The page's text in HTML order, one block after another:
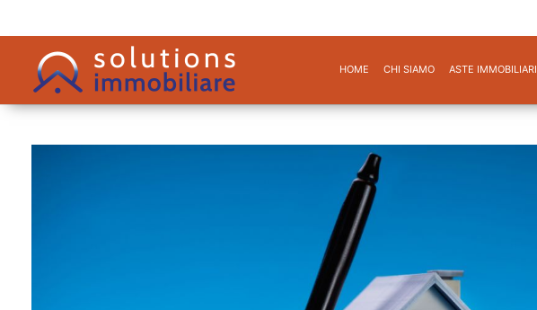
HOME CHI SIAMO ASTE IMMOBILIARI